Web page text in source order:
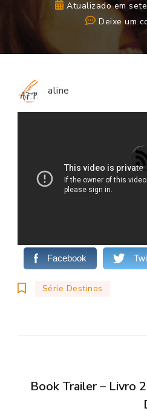
Atualizado em
Deixe um
aline
Facebook
Série Destinos
Book Trailer – Livro